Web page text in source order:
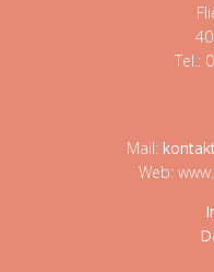
Tel.:
Mail:
Web: